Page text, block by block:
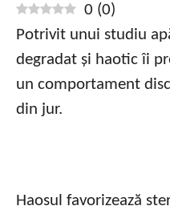
0 (0)
Potrivit unui studiu
degradat și haotic îi
un comportament
din jur.
Haosul favorizează